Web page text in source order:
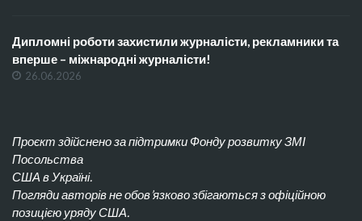
Дипломні роботи захистили журналісти, рекламники та
вперше – міжнародні журналісти!
26.06.2026
Проєкт здійснено за підтримки Фонду розвитку ЗМІ
Посольства
США в Україні.
Погляди авторів не обов’язково збігаються з офіційною
позицією уряду США.